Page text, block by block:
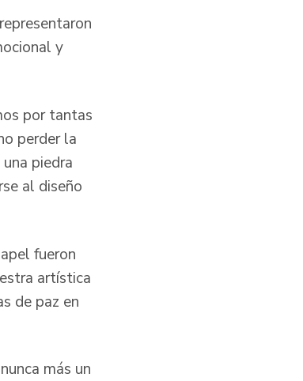
y
por tantas
perder la
piedra
al diseño
fueron
artística
de paz en
más un